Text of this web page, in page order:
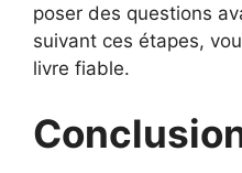
poser des questions
suivant ces étapes,
livre fiable.